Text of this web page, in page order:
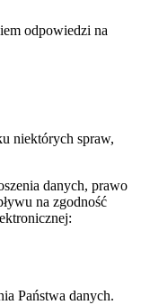
odpowiedzi na
niektórych spraw,
danych, prawo
na zgodność
Państwa danych.